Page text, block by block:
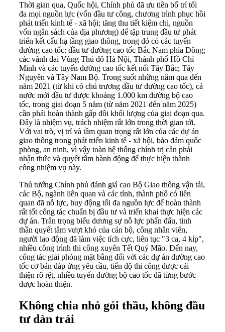
Thời gian qua, Quốc hội, Chính phủ đã ưu tiên bố trí tối
đa mọi nguồn lực (vốn đầu tư công, chương trình phục hồi
phát triển kinh tế - xã hội; tăng thu tiết kiệm chi, nguồn
vốn ngân sách của địa phương) để tập trung đầu tư phát
triển kết cấu hạ tầng giao thông, trong đó có các tuyến
đường cao tốc: đầu tư đường cao tốc Bắc Nam phía Đông;
các vành đai Vùng Thủ đô Hà Nội, Thành phố Hồ Chí
Minh và các tuyến đường cao tốc kết nối Tây Bắc; Tây
Nguyên và Tây Nam Bộ. Trong suốt những năm qua đến
năm 2021 (từ khi có chủ trương đầu tư đường cao tốc), cả
nước mới đầu tư được khoảng 1.000 km đường bộ cao
tốc, trong giai đoạn 5 năm (từ năm 2021 đến năm 2025)
cần phải hoàn thành gấp đôi khối lượng của giai đoạn qua.
Đây là nhiệm vụ, trách nhiệm rất lớn trong thời gian tới.
Với vai trò, vị trí và tầm quan trọng rất lớn của các dự án
giao thông trong phát triển kinh tế - xã hội, bảo đảm quốc
phòng, an ninh, vì vậy toàn hệ thống chính trị cần phải
nhận thức và quyết tâm hành động để thực hiện thành
công nhiệm vụ này.
Thủ tướng Chính phủ đánh giá cao Bộ Giao thông vận tải,
các Bộ, ngành liên quan và các tỉnh, thành phố có liên
quan đã nỗ lực, huy động tối đa nguồn lực để hoàn thành
rất tốt công tác chuẩn bị đầu tư và triển khai thực hiện các
dự án. Trân trọng biểu dương sự nỗ lực phấn đấu, tinh
thần quyết tâm vượt khó của cán bộ, công nhân viên,
người lao động đã làm việc tích cực, liên tục "3 ca, 4 kíp",
nhiều công trình thi công xuyên Tết Quý Mão. Đến nay,
công tác giải phóng mặt bằng đối với các dự án đường cao
tốc cơ bản đáp ứng yêu cầu, tiến độ thi công được cải
thiện rõ rệt, nhiều tuyến đường bộ cao tốc đã từng bước
được hoàn thiện.
Không chia nhỏ gói thầu, không đầu
tư dàn trải